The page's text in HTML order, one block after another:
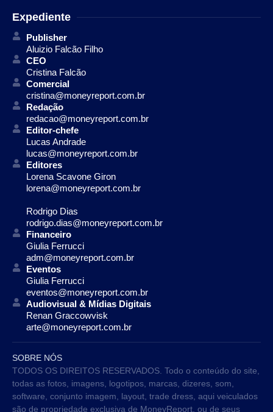
Expediente
Publisher
Aluizio Falcão Filho
CEO
Cristina Falcão
Comercial
cristina@moneyreport.com.br
Redação
redacao@moneyreport.com.br
Editor-chefe
Lucas Andrade
lucas@moneyreport.com.br
Editores
Lorena Scavone Giron
lorena@moneyreport.com.br
Rodrigo Dias
rodrigo.dias@moneyreport.com.br
Financeiro
Giulia Ferrucci
adm@moneyreport.com.br
Eventos
Giulia Ferrucci
eventos@moneyreport.com.br
Audiovisual & Mídias Digitais
Renan Graccowvisk
arte@moneyreport.com.br
SOBRE NÓS
TODOS OS DIREITOS RESERVADOS. Todo o conteúdo do site,
todas as fotos, imagens, logotipos, marcas, dizeres, som,
software, conjunto imagem, layout, trade dress, aqui veiculados
são de propriedade exclusiva de MoneyReport. ou de seus